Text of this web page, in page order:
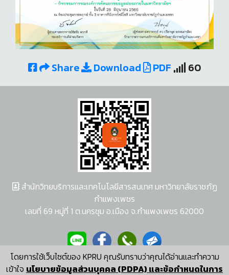
Share Download PDF 60
โดยการใช้เว็บไซต์ของ KPRU คุณรับทราบว่าคุณได้อ่านและทำความ
เข้าใจ นโยบายข้อมูลส่วนบุคคล (PDPA) และข้อกำหนดในการ
สำนักวิทยบริการและเทคโนโลยีสารสนเทศ มหาวิทยาลัยราชภัฏ
กำแพงเพชร
เลขที่ 69 หมู่ที่ 1 ต.นครชุม อ.เมือง จ.กำแพงเพชร 62000
ผู้พัฒนาระบบ อนุชา พวงผกา